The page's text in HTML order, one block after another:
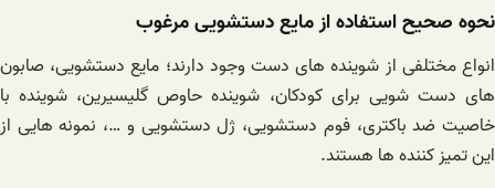
نحوه صحیح استفاده از مایع دستشویی مرغوب
انواع مختلفی از شوینده های دست وجود دارند؛ مایع دستشویی، صابون
های دست شویی برای کودکان، شوینده حاوص گلیسیرین، شوینده با
خاصیت ضد باکتری، فوم دستشویی، ژل دستشویی و …، نمونه هایی از
این تمیز کننده ها هستند.